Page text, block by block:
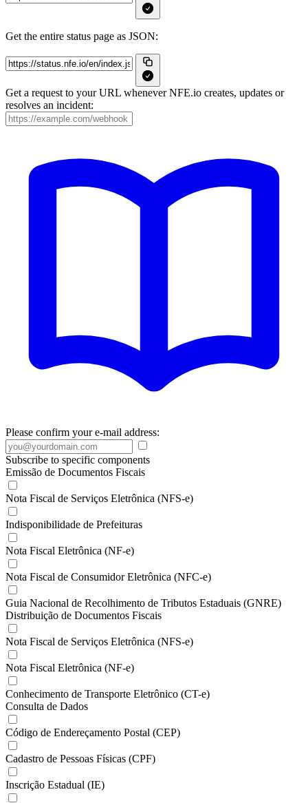
Get the entire status page as JSON:
Get a request to your URL whenever NFE.io creates, updates or
resolves an incident:
Please confirm your e-mail address:
Subscribe to specific components
Emissão de Documentos Fiscais
Nota Fiscal de Serviços Eletrônica (NFS-e)
Indisponibilidade de Prefeituras
Nota Fiscal Eletrônica (NF-e)
Nota Fiscal de Consumidor Eletrônica (NFC-e)
Guia Nacional de Recolhimento de Tributos Estaduais (GNRE)
Distribuição de Documentos Fiscais
Nota Fiscal de Serviços Eletrônica (NFS-e)
Nota Fiscal Eletrônica (NF-e)
Conhecimento de Transporte Eletrônico (CT-e)
Consulta de Dados
Código de Endereçamento Postal (CEP)
Cadastro de Pessoas Físicas (CPF)
Inscrição Estadual (IE)